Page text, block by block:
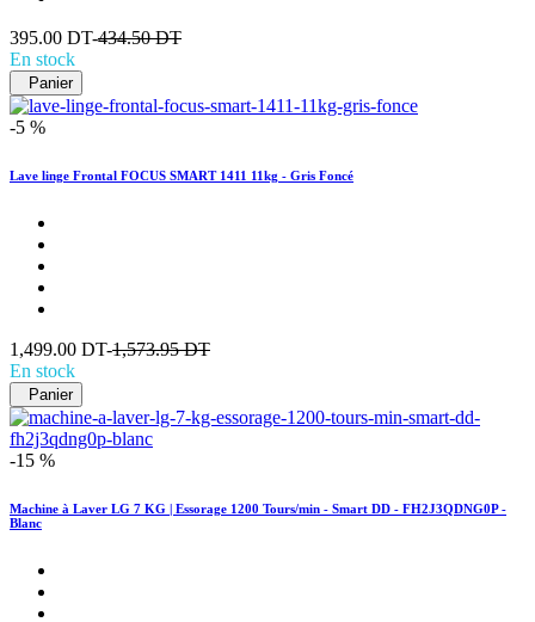
395.00 DT-434.50 DT
En stock
Panier
-5 %
Lave linge Frontal FOCUS SMART 1411 11kg - Gris Foncé
1,499.00 DT-1,573.95 DT
En stock
Panier
-15 %
Machine à Laver LG 7 KG | Essorage 1200 Tours/min - Smart DD - FH2J3QDNG0P -
Blanc